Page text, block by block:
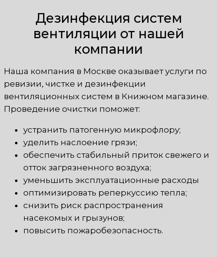
Дезинфекция систем
вентиляции от нашей
компании
Наша компания в Москве оказывает услуги по
ревизии, чистке и дезинфекции
вентиляционных систем в Книжном магазине.
Проведение очистки поможет:
устранить патогенную микрофлору;
уделить наслоение грязи;
обеспечить стабильный приток свежего и
отток загрязненного воздуха;
уменьшить эксплуатационные расходы
оптимизировать реперкуссию тепла;
снизить риск распространения
насекомых и грызунов;
повысить пожаробезопасность.